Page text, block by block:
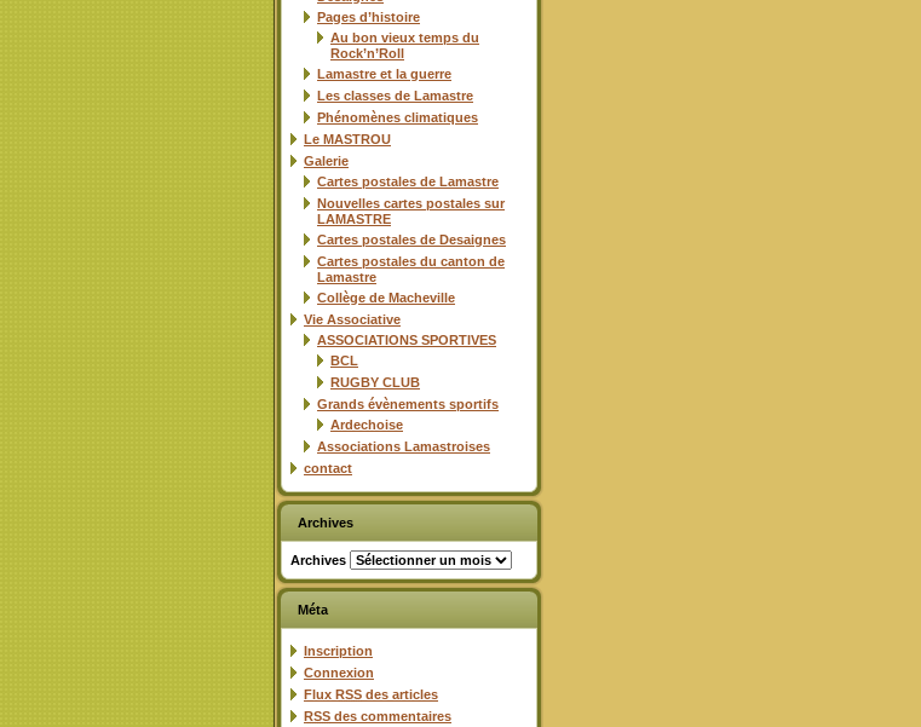
Pages d’histoire
Au bon vieux temps du
Rock’n’Roll
Lamastre et la guerre
Les classes de Lamastre
Phénomènes climatiques
Le MASTROU
Galerie
Cartes postales de Lamastre
Nouvelles cartes postales sur
LAMASTRE
Cartes postales de Desaignes
Cartes postales du canton de
Lamastre
Collège de Macheville
Vie Associative
ASSOCIATIONS SPORTIVES
BCL
RUGBY CLUB
Grands évènements sportifs
Ardechoise
Associations Lamastroises
contact
Archives
Archives
Méta
Inscription
Connexion
Flux RSS des articles
RSS des commentaires